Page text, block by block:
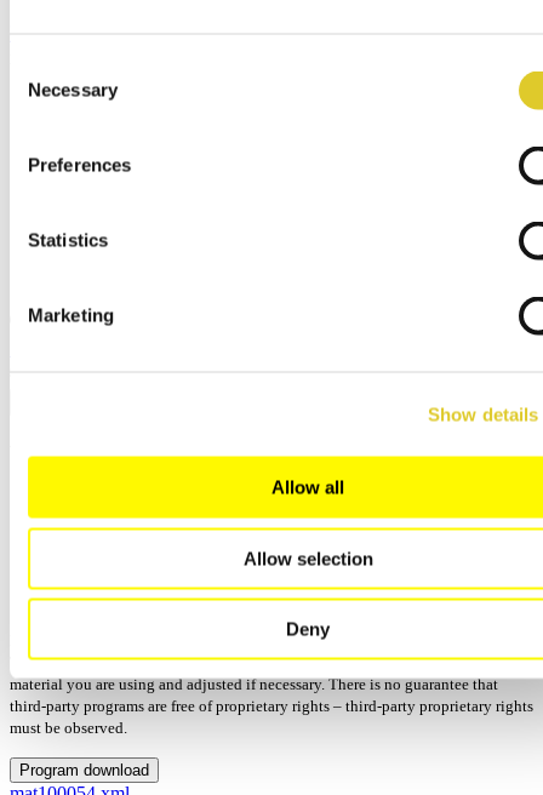
Selection
Necessary
Preferences
Statistics
Marketing
Show details
Allow all
Allow selection
Deny
English
Français
русский
日本語
Vita VM 7
Manufactor: Vita Zahnfabrik
Process: 烧制
已更新: 12/15/2025 - 14:13
Programs: 9
No guarantee for the correctness and completeness of the program parameters.
These should always be compared with the manufacturer's specifications for the
material you are using and adjusted if necessary. There is no guarantee that
third-party programs are free of proprietary rights – third-party proprietary rights
must be observed.
Program download